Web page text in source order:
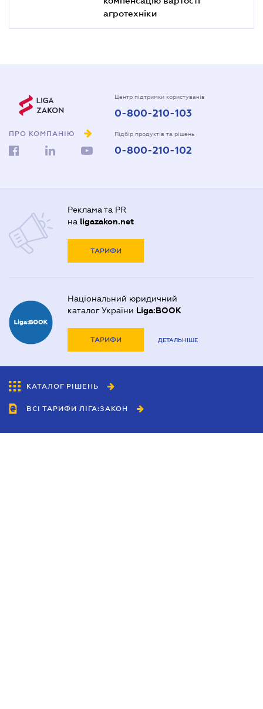
агротехніки
ПРО КОМПАНІЮ
Центр підтримки користувачів
0-800-210-103
Підбір продуктів та рішень
0-800-210-102
Реклама та PR
на ligazakon.net
ТАРИФИ
Національний юридичний
каталог України Liga:BOOK
ТАРИФИ ДЕТАЛЬНІШЕ
КАТАЛОГ РІШЕНЬ
ВСІ ТАРИФИ ЛІГА:ЗАКОН